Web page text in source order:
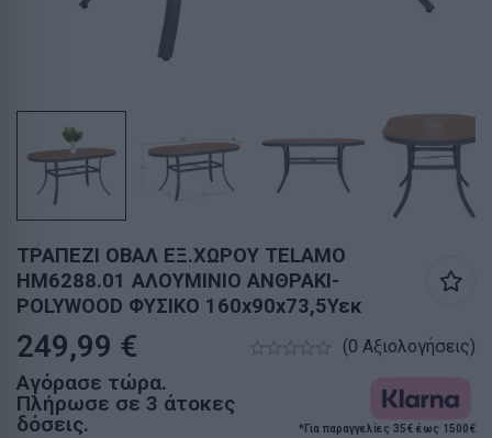
ΤΡΑΠΕΖΙ ΟΒΑΛ ΕΞ.ΧΩΡΟΥ TELAMO
HM6288.01 ΑΛΟΥΜΙΝΙΟ ΑΝΘΡΑΚΙ-
POLYWOOD ΦΥΣΙΚΟ 160x90x73,5Υεκ
249,99 € (0 Αξιολογήσεις)
Αγόρασε τώρα.
Πλήρωσε σε 3 άτοκες
δόσεις.
*Για παραγγελίες 35€ έως 1500€